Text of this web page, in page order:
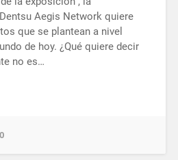
Aegis Network quiere
que se plantean a nivel
de hoy. ¿Qué quiere decir
no es…
0